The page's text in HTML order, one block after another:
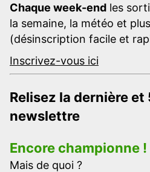
Chaque week-end les
la semaine, la météo et
(désinscription facile et
Inscrivez-vous ici
Relisez la dernière et
newslettre
Encore championne !
Mais de quoi ?